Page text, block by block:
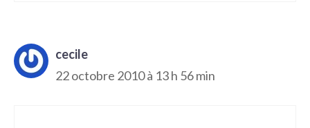
cecile
22 octobre 2010 à 13 h 56 min